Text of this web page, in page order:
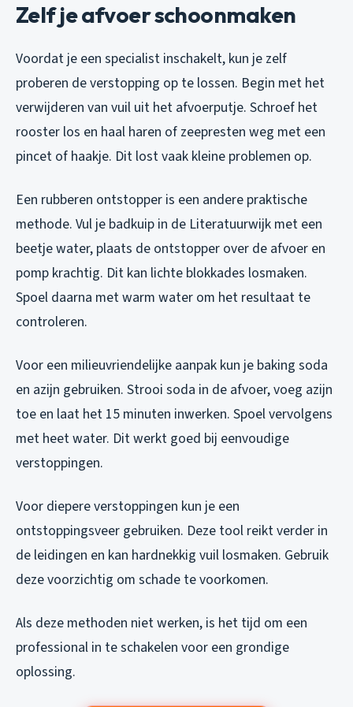
Zelf je afvoer schoonmaken
Voordat je een specialist inschakelt, kun je zelf
proberen de verstopping op te lossen. Begin met het
verwijderen van vuil uit het afvoerputje. Schroef het
rooster los en haal haren of zeepresten weg met een
pincet of haakje. Dit lost vaak kleine problemen op.
Een rubberen ontstopper is een andere praktische
methode. Vul je badkuip in de Literatuurwijk met een
beetje water, plaats de ontstopper over de afvoer en
pomp krachtig. Dit kan lichte blokkades losmaken.
Spoel daarna met warm water om het resultaat te
controleren.
Voor een milieuvriendelijke aanpak kun je baking soda
en azijn gebruiken. Strooi soda in de afvoer, voeg azijn
toe en laat het 15 minuten inwerken. Spoel vervolgens
met heet water. Dit werkt goed bij eenvoudige
verstoppingen.
Voor diepere verstoppingen kun je een
ontstoppingsveer gebruiken. Deze tool reikt verder in
de leidingen en kan hardnekkig vuil losmaken. Gebruik
deze voorzichtig om schade te voorkomen.
Als deze methoden niet werken, is het tijd om een
professional in te schakelen voor een grondige
oplossing.